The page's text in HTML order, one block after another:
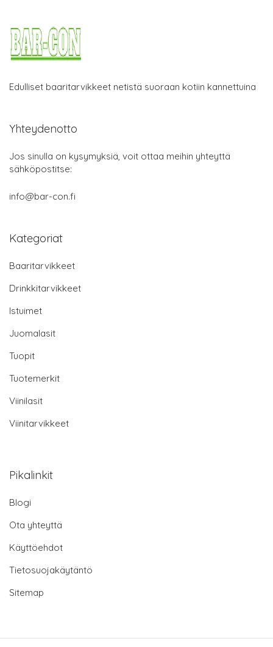
Edulliset baaritarvikkeet netistä suoraan kotiin kannettuina
Yhteydenotto
Jos sinulla on kysymyksiä, voit ottaa meihin yhteyttä
sähköpostitse:
info@bar-con.fi
Kategoriat
Baaritarvikkeet
Drinkkitarvikkeet
Istuimet
Juomalasit
Tuopit
Tuotemerkit
Viinilasit
Viinitarvikkeet
Pikalinkit
Blogi
Ota yhteyttä
Käyttöehdot
Tietosuojakäytäntö
Sitemap